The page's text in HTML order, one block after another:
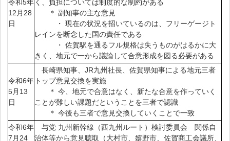
令和5年
12月28
日
く、負担については制度的な制約がある
＊ 副知事の主な意見
・ 現在の状況を招いているのは、フリーゲージト
レインを断念した国の責任である
・ 佐賀駅を通るフル規格は失うものがはるかに大
きく、地元で一から議論して合意形成を図る必要がある
令和6年
5月13
日
長崎県知事、JR九州社長、佐賀県知事による地元三者
トップ意見交換を実施
＊ 今、地元で合意はなく、新たな合意を作っていく
ことが難しい課題だということを三者で認識
＊ 今後も三者で意見交換していくことで一致
令和6年
7月24
与党 九州新幹線（西九州ルート）検討委員会 関係自
治体等から意見聴取（大村市、嬉野市、佐賀商工会議所、